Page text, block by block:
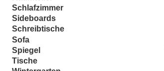
Schlafzimmer
Sideboards
Schreibtische
Sofa
Spiegel
Tische